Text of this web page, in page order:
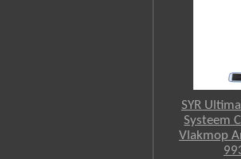
SYR
Systeem
Vlakmop